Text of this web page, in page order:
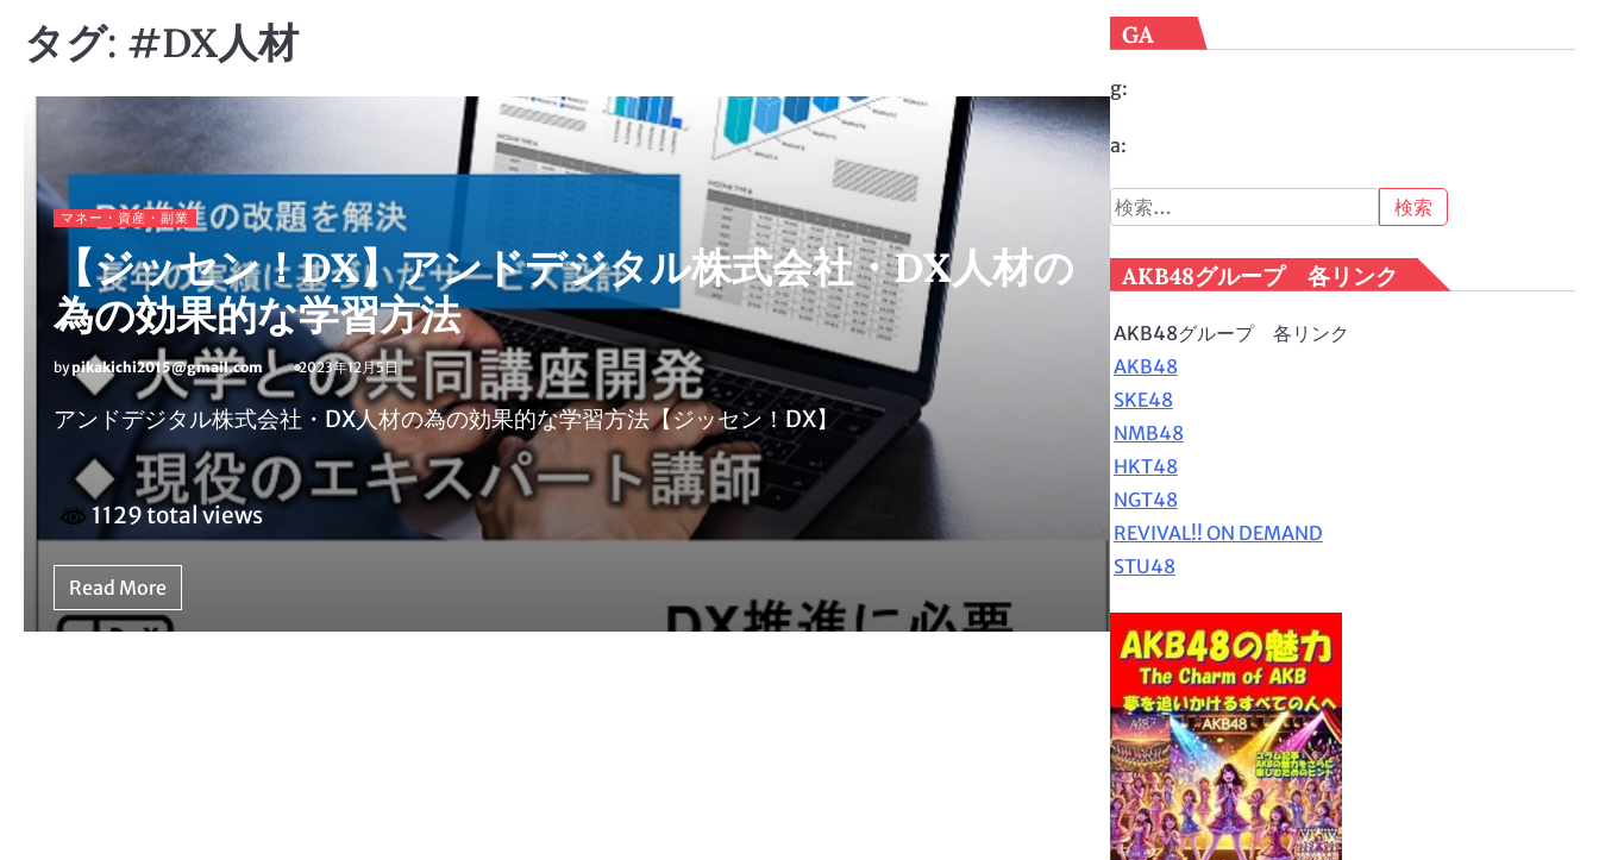
タグ: #DX人材
マネー・資産・副業
【ジッセン！DX】アンドデジタル株式会社・DX人材の
為の効果的な学習方法
bypikakichi2015@gmail.com 2023年12月5日
アンドデジタル株式会社・DX人材の為の効果的な学習方法【ジッセン！DX】
1129 total views
Read More
GA
g:
a:
検
索:
AKB48グループ 各リンク
AKB48グループ 各リンク
AKB48
SKE48
NMB48
HKT48
NGT48
REVIVAL!! ON DEMAND
STU48